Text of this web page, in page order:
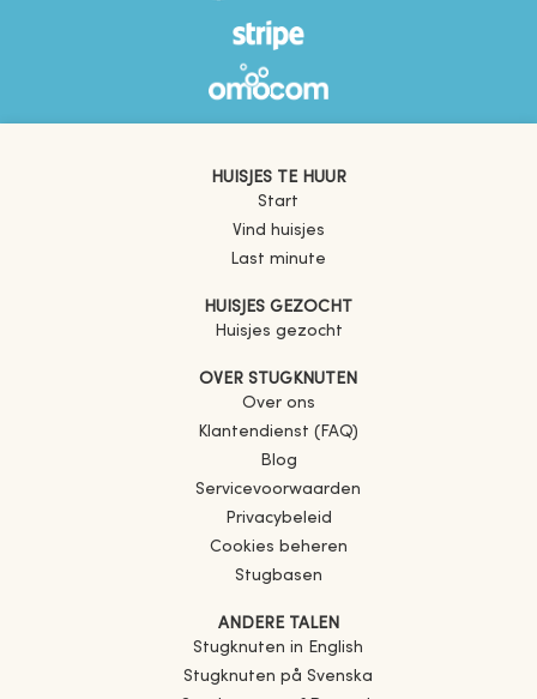
HUISJES TE HUUR
Start
Vind huisjes
Last minute
HUISJES GEZOCHT
Huisjes gezocht
OVER STUGKNUTEN
Over ons
Klantendienst (FAQ)
Blog
Servicevoorwaarden
Privacybeleid
Cookies beheren
Stugbasen
ANDERE TALEN
Stugknuten in English
Stugknuten på Svenska